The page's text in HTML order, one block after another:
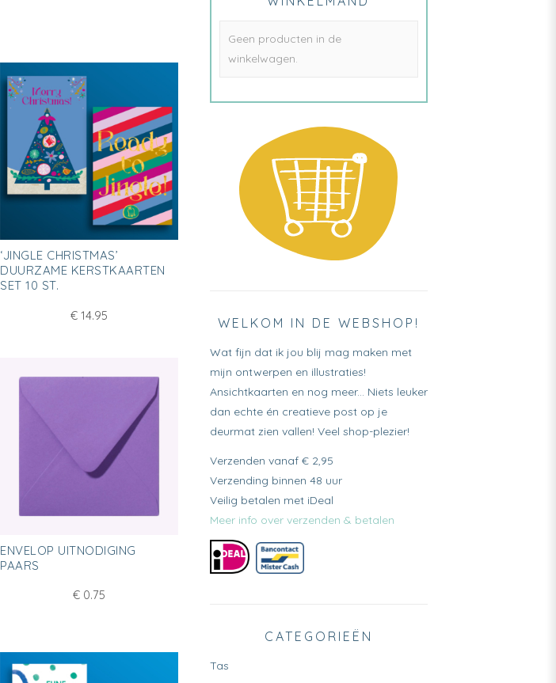
‘JINGLE CHRISTMAS’
DUURZAME KERSTKAARTEN
SET 10 ST.
€14.95
ENVELOP UITNODIGING
PAARS
€0.75
Geen producten in de
winkelwagen.
WELKOM IN DE WEBSHOP!
Wat fijn dat ik jou blij mag maken met
mijn ontwerpen en illustraties!
Ansichtkaarten en nog meer... Niets leuker
dan echte én creatieve post op je
deurmat zien vallen! Veel shop-plezier!
Verzenden vanaf € 2,95
Verzending binnen 48 uur
Veilig betalen met iDeal
Meer info over verzenden & betalen
CATEGORIEËN
Tas